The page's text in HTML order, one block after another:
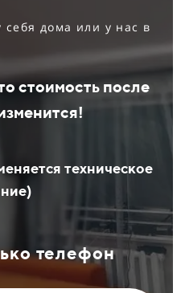
себя дома или у нас в
стоимость после
техническое
телефон